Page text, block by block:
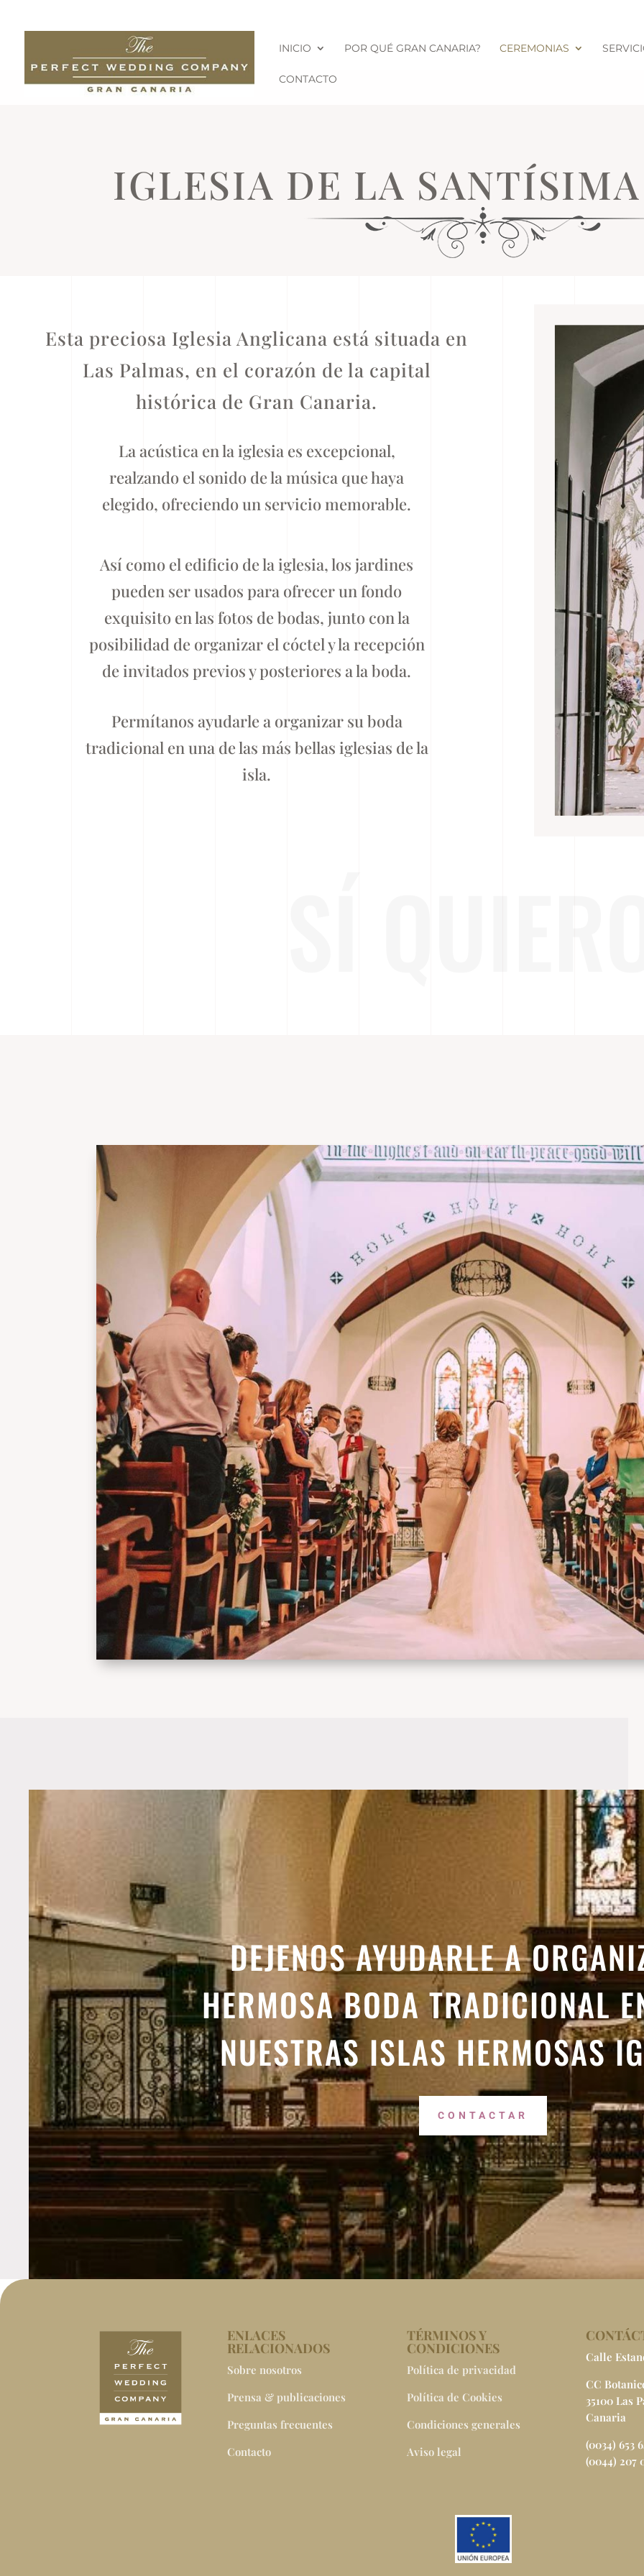
INICIO POR QUÉ GRAN CANARIA? CEREMONIAS
CONTACTO
IGLESIA DE LA
Esta preciosa Iglesia Anglicana está situada en
Las Palmas, en el corazón de la capital
histórica de Gran Canaria.
La acústica en la iglesia es excepcional,
realzando el sonido de la música que haya
elegido, ofreciendo un servicio memorable.
Así como el edificio de la iglesia, los jardines
pueden ser usados para ofrecer un fondo
exquisito en las fotos de bodas, junto con la
posibilidad de organizar el cóctel y la recepción
de invitados previos y posteriores a la boda.
Permítanos ayudarle a organizar su boda
tradicional en una de las más bellas iglesias de la
isla.
DEJENOS AYUDARLE A
HERMOSA BODA TRADICIONAL
NUESTRAS ISLAS HERMOSAS
CONTACTAR
ENLACES
RELACIONADOS
Sobre nosotros
Prensa & publicaciones
Preguntas frecuentes
Contacto
TÉRMINOS Y
CONDICIONES
Política de privacidad
Política de Cookies
Condiciones generales
Aviso legal
Calle
CC
35100 Las
Canaria
(0034) 653
(0044) 207